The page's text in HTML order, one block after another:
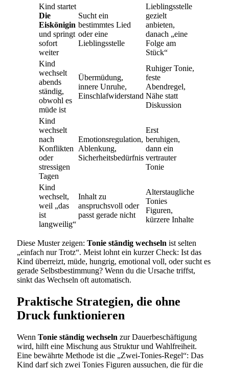
Kind startet
Die
Eiskönigin
und springt
sofort
weiter
Sucht ein
bestimmtes Lied
oder eine
Lieblingsstelle
Lieblingsstelle
gezielt
anbieten,
danach „eine
Folge am
Stück“
Kind
wechselt
abends
ständig,
obwohl es
müde ist
Übermüdung,
innere Unruhe,
Einschlafwiderstand
Ruhiger Tonie,
feste
Abendregel,
Nähe statt
Diskussion
Kind
wechselt
nach
Konflikten
oder
stressigen
Tagen
Emotionsregulation,
Ablenkung,
Sicherheitsbedürfnis
Erst
beruhigen,
dann ein
vertrauter
Tonie
Kind
wechselt,
weil „das
ist
langweilig“
Inhalt zu
anspruchsvoll oder
passt gerade nicht
Alterstaugliche
Tonies
Figuren,
kürzere Inhalte
Diese Muster zeigen: Tonie ständig wechseln ist selten
„einfach nur Trotz“. Meist lohnt ein kurzer Check: Ist das
Kind überreizt, müde, hungrig, emotional voll, oder sucht es
gerade Selbstbestimmung? Wenn du die Ursache triffst,
sinkt das Wechseln oft automatisch.
Praktische Strategien, die ohne
Druck funktionieren
Wenn Tonie ständig wechseln zur Dauerbeschäftigung
wird, hilft eine Mischung aus Struktur und Wahlfreiheit.
Eine bewährte Methode ist die „Zwei-Tonies-Regel“: Das
Kind darf sich zwei Tonies Figuren aussuchen, die für die